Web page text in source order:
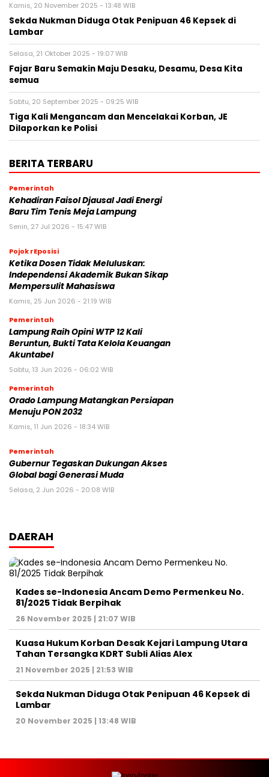
Kamis, 20 November 2025 - 13:48 WIB
Sekda Nukman Diduga Otak Penipuan 46 Kepsek di
Lambar
Selasa, 21 Oktober 2025 - 19:07 WIB
Fajar Baru Semakin Maju Desaku, Desamu, Desa Kita
semua
Sabtu, 20 September 2025 - 09:25 WIB
Tiga Kali Mengancam dan Mencelakai Korban, JE
Dilaporkan ke Polisi
BERITA TERBARU
Pemerintah
Kehadiran Faisol Djausal Jadi Energi
Baru Tim Tenis Meja Lampung
Senin, 27 Jul 2026 - 15:47 WIB
Pojok rEposisi
Ketika Dosen Tidak Meluluskan:
Independensi Akademik Bukan Sikap
Mempersulit Mahasiswa
Kamis, 25 Jun 2026 - 21:19 WIB
Pemerintah
Lampung Raih Opini WTP 12 Kali
Beruntun, Bukti Tata Kelola Keuangan
Akuntabel
Sabtu, 13 Jun 2026 - 06:02 WIB
Pemerintah
Orado Lampung Matangkan Persiapan
Menuju PON 2032
Kamis, 11 Jun 2026 - 18:34 WIB
Pemerintah
Gubernur Tegaskan Dukungan Akses
Global bagi Generasi Muda
Selasa, 2 Jun 2026 - 20:08 WIB
DAERAH
Kades se-Indonesia Ancam Demo Permenkeu No.
81/2025 Tidak Berpihak
26 November 2025 | 21:07 WIB
Kuasa Hukum Korban Desak Kejari Lampung Utara
Tahan Tersangka KDRT Subli Alias Alex
21 November 2025 | 21:53 WIB
Sekda Nukman Diduga Otak Penipuan 46 Kepsek di
Lambar
20 November 2025 | 13:48 WIB